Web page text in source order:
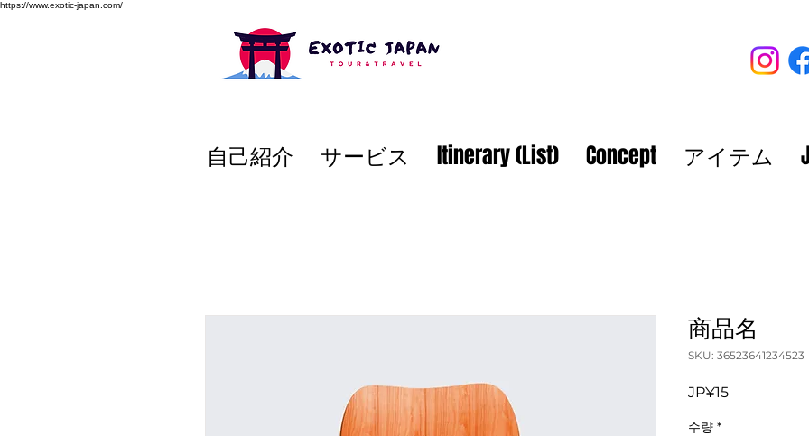
https://www.exotic-japan.com/
自己紹介 サービス Itinerary (List) Concept アイテム
商品名
SKU: 36523641234523
JP¥15가
수량 *